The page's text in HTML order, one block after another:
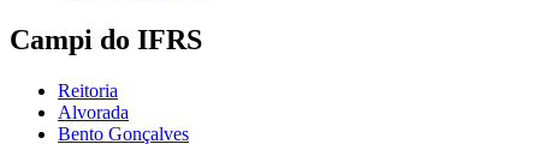
Campi do IFRS
Reitoria
Alvorada
Bento Gonçalves